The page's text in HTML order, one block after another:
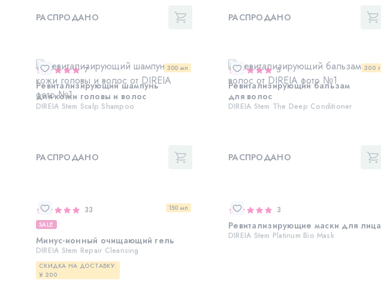
РАСПРОДАНО РАСПРОДАНО
300 мл
7
Ревитализирующий шампунь
для кожи головы и волос
DIREIA Stem Scalp Shampoo
РАСПРОДАНО
300 г
5
Ревитализирующий бальзам
для волос
DIREIA Stem The Deep Conditioner
РАСПРОДАНО
150 мл
33
SALE
Минус-ионный очищающий гель
DIREIA Stem Repair Cleansing
СКИДКА НА ДОСТАВКУ:
¥ 200
3
Ревитализирующие маски для лица
DIREIA Stem Platinum Bio Mask